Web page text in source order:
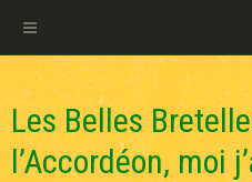
Les Belles
l’Accordéon, moi